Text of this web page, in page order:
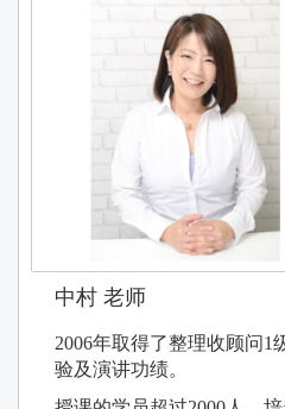
中村 老师
2006年取得了整理收顾问1
验及演讲功绩。